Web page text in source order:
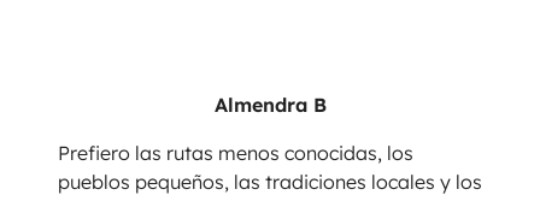
Almendra B
Prefiero las rutas menos conocidas, los
pueblos pequeños, las tradiciones locales y los